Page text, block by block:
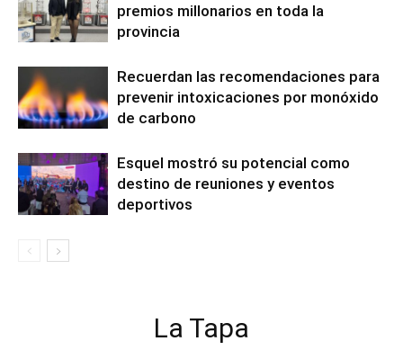
premios millonarios en toda la
provincia
Recuerdan las recomendaciones para
prevenir intoxicaciones por monóxido
de carbono
Esquel mostró su potencial como
destino de reuniones y eventos
deportivos
La Tapa